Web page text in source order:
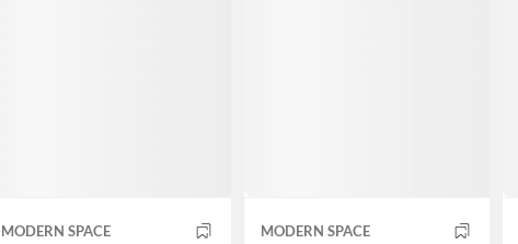
MODERN SPACE MODERN SPACE